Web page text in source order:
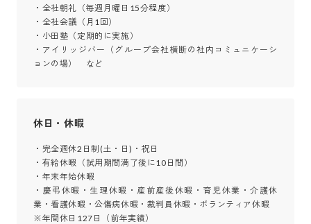
・全社朝礼（毎週月曜日15分程度）
・全社会議（月1回）
・小田塾（定期的に実施）
・アイリッジバー（グループ会社横断の社内コミュニケーシ
ョンの場）　など
休日・休暇
・完全週休2日制(土・日)・祝日
・有給休暇（試用期間満了後に10日間）
・年末年始休暇
・慶弔休暇・生理休暇・産前産後休暇・育児休業・介護休
業・看護休暇・公傷病休暇・裁判員休暇・ボランティア休暇
※年間休日127日（前年実績）